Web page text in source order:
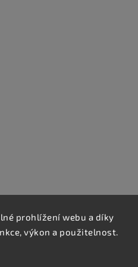
prohlížení webu a díky
výkon a použitelnost.